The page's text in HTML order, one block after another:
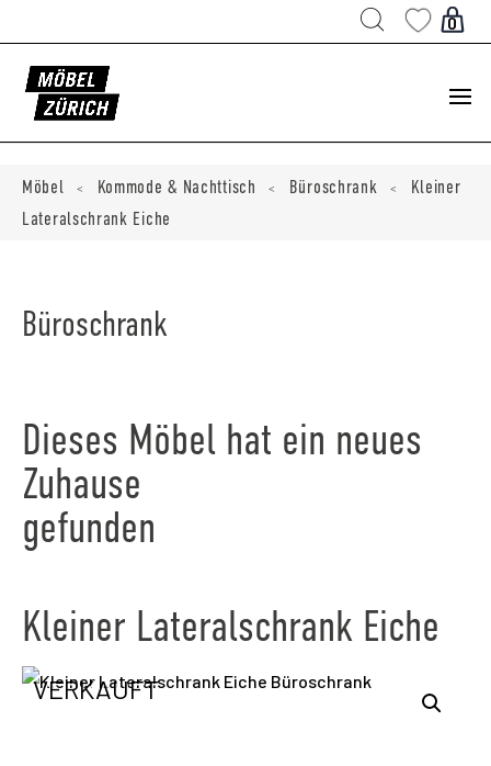
0
Möbel < Kommode & Nachttisch < Büroschrank <
Kleiner
Lateralschrank Eiche
Büroschrank
Dieses Möbel hat ein neues
Zuhause
gefunden
Kleiner Lateralschrank Eiche
VERKAUFT